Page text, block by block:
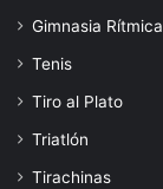
Gimnasia Rítmica
Tenis
Tiro al Plato
Triatlón
Tirachinas